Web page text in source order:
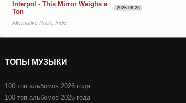
Interpol - This Mirror Weighs a
Ton
2026-08-28
Alternative Rock, Indie
ТОПЫ МУЗЫКИ
100 топ альбомов 2026 года
100 топ альбомов 2025 года